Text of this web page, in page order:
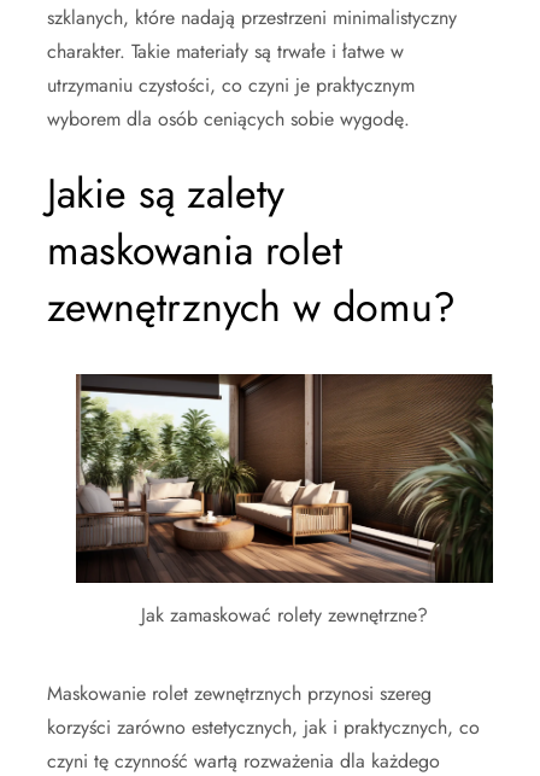
szklanych, które nadają przestrzeni minimalistyczny
charakter. Takie materiały są trwałe i łatwe w
utrzymaniu czystości, co czyni je praktycznym
wyborem dla osób ceniących sobie wygodę.
Jakie są zalety
maskowania rolet
zewnętrznych w domu?
Jak zamaskować rolety zewnętrzne?
Maskowanie rolet zewnętrznych przynosi szereg
korzyści zarówno estetycznych, jak i praktycznych, co
czyni tę czynność wartą rozważenia dla każdego